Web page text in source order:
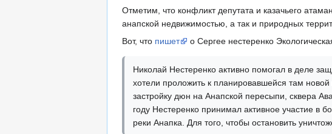
Отметим, что конфликт депутата и казачьего
анапской недвижимостью, а так и природных
Вот, что пишет о Сергее нестеренко
Николай Нестеренко активно помогал в деле
хотели проложить к планировавшейся там
застройку дюн на Анапской пересыпи, сквера
году Нестеренко принимал активное участие
реки Анапка. Для того, чтобы остановить